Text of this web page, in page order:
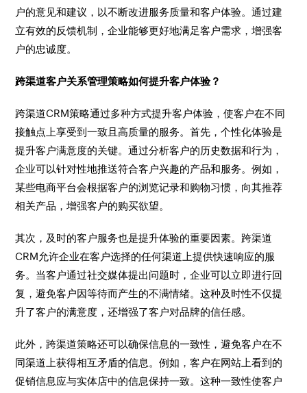
户的意见和建议，以不断改进服务质量和客户体验。通过建
立有效的反馈机制，企业能够更好地满足客户需求，增强客
户的忠诚度。
跨渠道客户关系管理策略如何提升客户体验？
跨渠道CRM策略通过多种方式提升客户体验，使客户在不同
接触点上享受到一致且高质量的服务。首先，个性化体验是
提升客户满意度的关键。通过分析客户的历史数据和行为，
企业可以针对性地推送符合客户兴趣的产品和服务。例如，
某些电商平台会根据客户的浏览记录和购物习惯，向其推荐
相关产品，增强客户的购买欲望。
其次，及时的客户服务也是提升体验的重要因素。跨渠道
CRM允许企业在客户选择的任何渠道上提供快速响应的服
务。当客户通过社交媒体提出问题时，企业可以立即进行回
复，避免客户因等待而产生的不满情绪。这种及时性不仅提
升了客户的满意度，还增强了客户对品牌的信任感。
此外，跨渠道策略还可以确保信息的一致性，避免客户在不
同渠道上获得相互矛盾的信息。例如，客户在网站上看到的
促销信息应与实体店中的信息保持一致。这种一致性使客户